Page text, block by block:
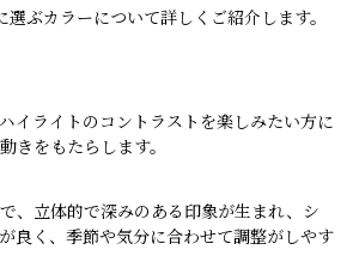
ぶカラーについて詳しくご紹介します。
イライトのコントラストを楽しみたい方に
をもたらします。
、立体的で深みのある印象が生まれ、シ
良く、季節や気分に合わせて調整がしやす